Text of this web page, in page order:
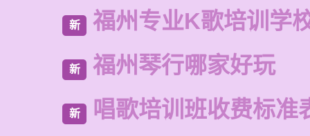
新 福州专业K歌培训学
新 福州琴行哪家好玩
新 唱歌培训班收费标准